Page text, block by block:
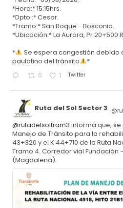
*Hora:* 15:15hrs.
*Dpto.:* Cesar.
*Tramo:* San Roque - Bosconia.
*Ubicación:* La Aurora, Pr 20+500
*
Se espera congestión debido
paulatino del tránsito
*
0 1 Twitter
Ruta del Sol Sector 3
@rutadelsoltram3 informa que,
Manejo de Tránsito para la
43+320 y el K 44+710 de la Ruta
Tramo 4. Corredor vial Fundación
(Magdalena).